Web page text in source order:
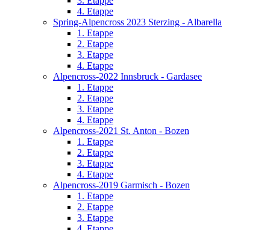
4. Etappe
Spring-Alpencross 2023 Sterzing - Albarella
1. Etappe
2. Etappe
3. Etappe
4. Etappe
Alpencross-2022 Innsbruck - Gardasee
1. Etappe
2. Etappe
3. Etappe
4. Etappe
Alpencross-2021 St. Anton - Bozen
1. Etappe
2. Etappe
3. Etappe
4. Etappe
Alpencross-2019 Garmisch - Bozen
1. Etappe
2. Etappe
3. Etappe